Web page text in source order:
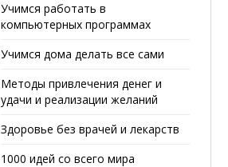
Учимся работать в
компьютерных программах
Учимся дома делать все сами
Методы привлечения денег и
удачи и реализации желаний
Здоровье без врачей и лекарств
1000 идей со всего мира